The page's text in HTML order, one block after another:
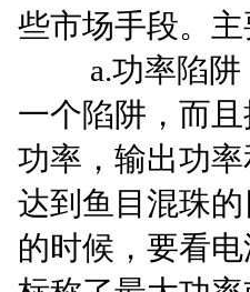
些市场手段。
a.功率陷阱：
一个陷阱，而
功率，输出功
达到鱼目混珠
的时候，要看